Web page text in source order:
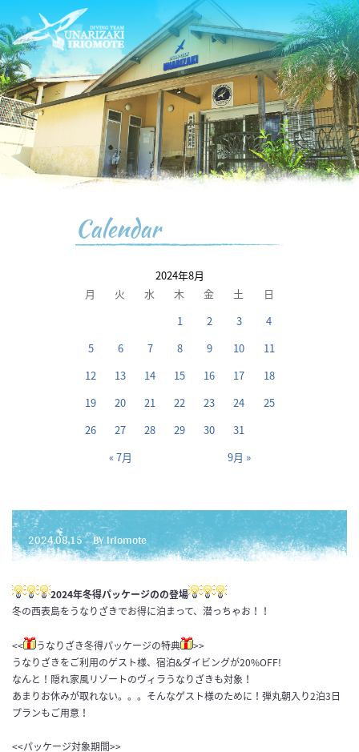
Calendar
2024年8月
月
火 水 木 金 土 日
« 7月 9月 »
1 2 3
4
5
6 7 8 9 10
11
12
13 14 15 16 17
18
19
20 21 22 23 24
25
26
27 28 29 30 31
2024.08.15 BY iriomote
2024年冬得パッケージのの登場
冬の西表島をうなりざきでお得に泊まって、潜っちゃお！！
<< うなりざき冬得パッケージの特典
>>
うなりざきをご利用のゲスト様、宿泊&ダイビングが20%OFF!
なんと！隠れ家風リゾートのヴィラうなりざきも対象！
あまりお休みが取れない。。。そんなゲスト様のために！弾丸朝入り2泊3日
プランもご用意！
<<パッケージ対象期間>>